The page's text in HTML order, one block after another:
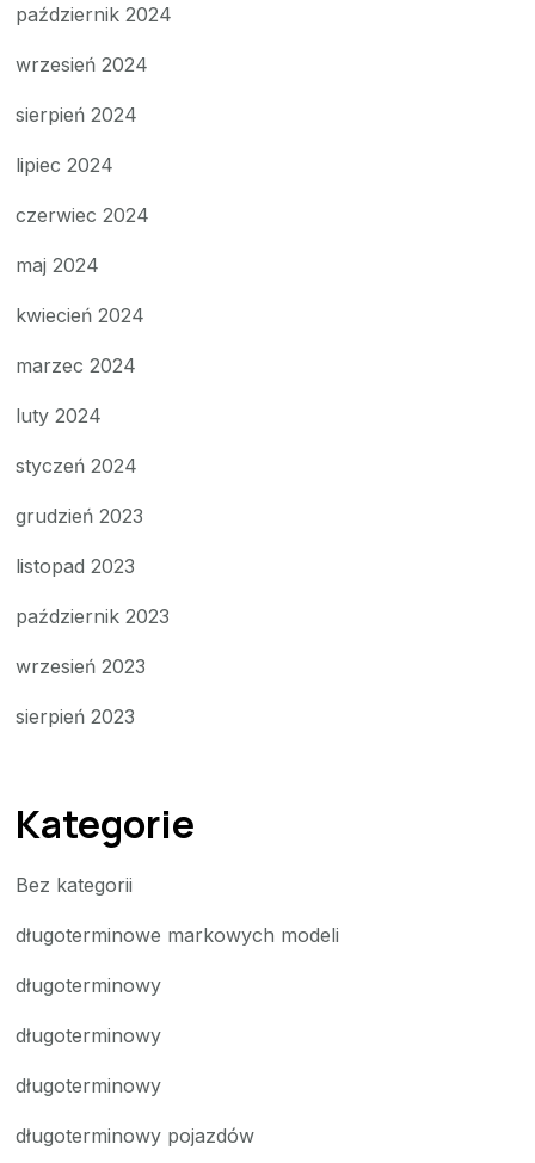
październik 2024
wrzesień 2024
sierpień 2024
lipiec 2024
czerwiec 2024
maj 2024
kwiecień 2024
marzec 2024
luty 2024
styczeń 2024
grudzień 2023
listopad 2023
październik 2023
wrzesień 2023
sierpień 2023
Kategorie
Bez kategorii
długoterminowe markowych modeli
długoterminowy
długoterminowy
długoterminowy
długoterminowy pojazdów